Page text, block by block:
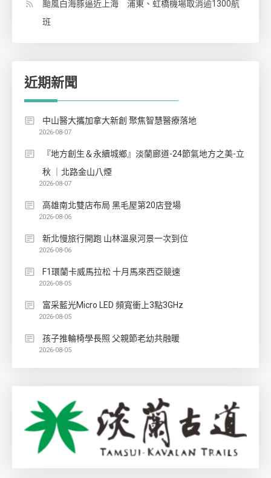
颱風白海豚逼近上海 浦東、虹橋機場取消逾1300航
班
近期新聞
中山醫大攜加拿大新創 聚焦智慧醫療落地
2026-08-07
『地方創生＆永續城鄉』淡蘭廊道-24節氣地方之美-立
秋 ｜北路金山八煙
2026-08-07
高雄南北雙店布局 黑毛屋第20店登場
2026-08-06
新北慢旅行開跑 山林溫泉河景一次到位
2026-08-06
F1環蘭卡威馬拉松 十月馬來西亞競速
2026-08-05
富采藍光Micro LED 頻寬衝上3點3GHz
2026-08-05
孩子推輪椅學長照 父親節老幼共融暖
2026-08-05